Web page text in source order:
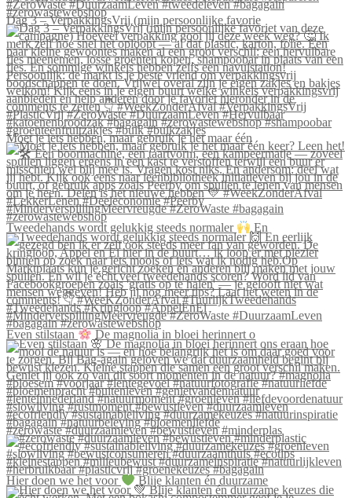
Dag 3 – VerpakkingsVrij (mijn persoonlijke favorie
Moet je iets hebben, maar gebruik je het maar één
Tweedehands wordt gelukkig steeds normaler En
Even stilstaan De magnolia in bloei herinnert o
#zerowaste #duurzaamleven #bewustleven #minderplas
Hier doen we het voor Blije klanten én duurzame